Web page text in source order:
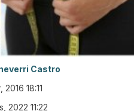
Castro
18:11
2022 11:22